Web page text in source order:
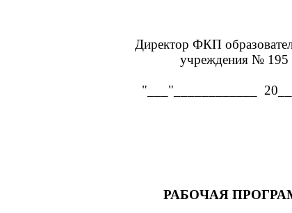
ФКП
№ 195
20____
РАБОЧАЯ